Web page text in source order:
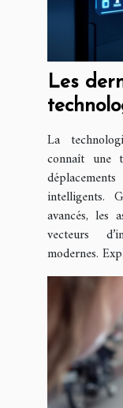
Les
La
connaît une
intelligents.
avancés, les
vecteurs
modernes.